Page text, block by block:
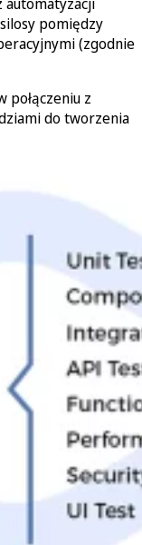
pomiędzy
(zgodnie
połączeniu z
do tworzenia